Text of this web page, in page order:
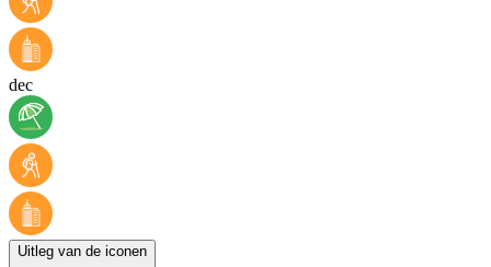
dec
Uitleg van de iconen